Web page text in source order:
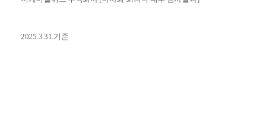
2025.3.31.기준